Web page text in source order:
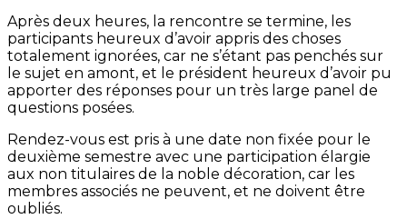
Après deux heures, la rencontre se termine, les
participants heureux d’avoir appris des choses
totalement ignorées, car ne s’étant pas penchés sur
le sujet en amont, et le président heureux d’avoir pu
apporter des réponses pour un très large panel de
questions posées.
Rendez-vous est pris à une date non fixée pour le
deuxième semestre avec une participation élargie
aux non titulaires de la noble décoration, car les
membres associés ne peuvent, et ne doivent être
oubliés.